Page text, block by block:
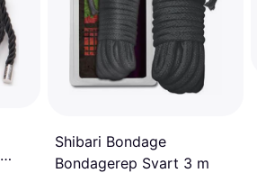
Shibari Bondage
Bondagerep Svart 3 m